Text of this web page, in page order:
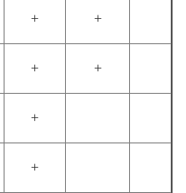
+ +
+ +
+
+